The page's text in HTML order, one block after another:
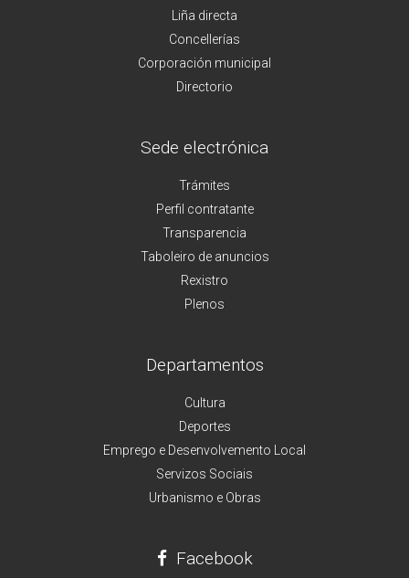
Liña directa
Concellerías
Corporación municipal
Directorio
Sede electrónica
Trámites
Perfil contratante
Transparencia
Taboleiro de anuncios
Rexistro
Plenos
Departamentos
Cultura
Deportes
Emprego e Desenvolvemento Local
Servizos Sociais
Urbanismo e Obras
Facebook